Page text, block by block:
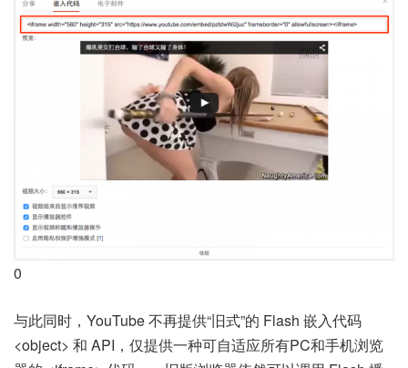
0
与此同时，YouTube 不再提供“旧式”的 Flash 嵌入代码
<object> 和 API，仅提供一种可自适应所有PC和手机浏览